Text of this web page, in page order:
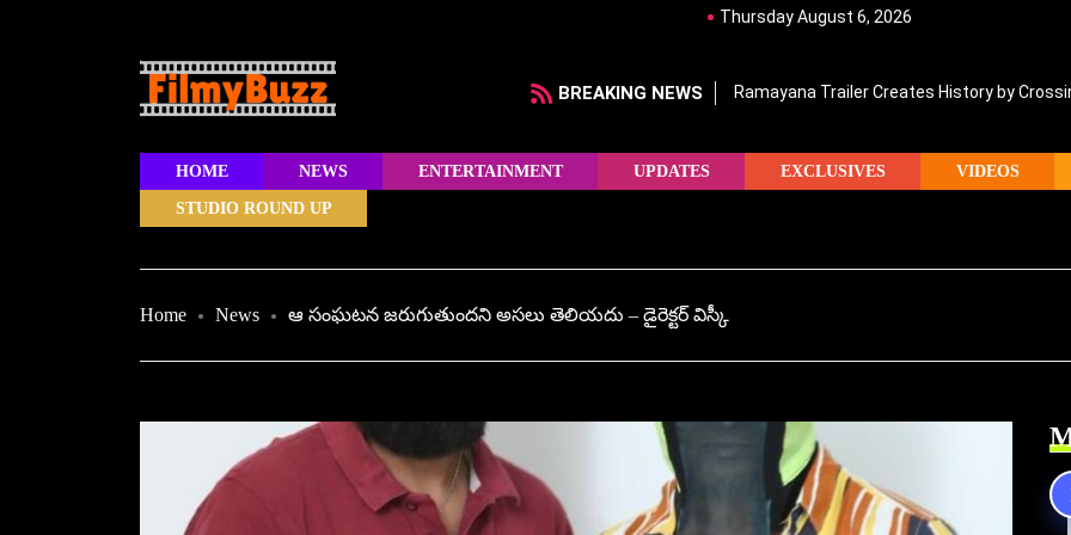
Thursday August 6, 2026
BREAKING NEWS Ramayana Trailer Creates History by
HOME NEWS ENTERTAINMENT UPDATES EXCLUSIVES VIDEOS
STUDIO ROUND UP
Home News ఆ సంఘటన జరుగుతుందని అసలు తెలియదు – డైరెక్టర్ విస్కీ